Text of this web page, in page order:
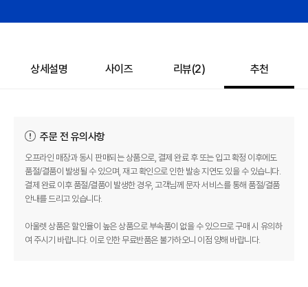
상세설명 사이즈 리뷰(2) 추천
주문 전 유의사항
오프라인 매장과 동시 판매되는 상품으로, 결제 완료 후 또는 입고 확정 이후에도
품절/결품이 발생될 수 있으며, 재고 확인으로 인한 발송 지연도 있을 수 있습니다.
결제 완료 이후 품절/결품이 발생한 경우, 고객님께 문자 서비스를 통해 품절/결품
안내를 드리고 있습니다.
아울렛 상품은 할인율이 높은 상품으로 부속품이 없을 수 있으므로 구매 시 유의하
여 주시기 바랍니다. 이로 인한 무료반품은 불가하오니 이점 양해 바랍니다.